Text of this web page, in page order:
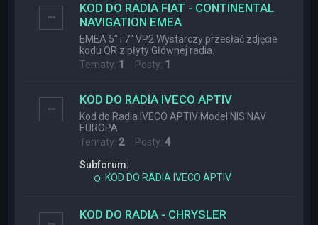
KOD DO RADIA FIAT - CONTINENTAL
NAVIGATION EMEA
EMEA 5" i 7" VP2 Wystarczy przesłać zdjęcie
kodu QR z płyty Głównej radia.
Tematy: 1 Posty: 1
KOD DO RADIA IVECO APTIV
Kod do Radia IVECO APTIV Model NIS NAV
EUROPA
Tematy: 2Posty:4
Subforum:
KOD DO RADIA IVECO APTIV
KOD DO RADIA - CHRYSLER